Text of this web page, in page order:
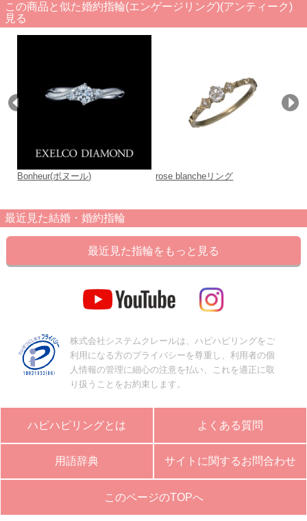
この商品と似た婚約指輪(エンゲージリング)(アンティーク)
見る
Bonheur(ボヌール) rose blancheリング
最近見た結婚・婚約指輪
最近見た指輪をもっと見る
株式会社システムクレールは、ハピハピリングをご
利用になる方のプライバシーを尊重し、利用者の個
人情報の管理に細心の注意を払い、これを適正に取
り扱うことをお約束します。
ハピハピリングとは よくある質問
用語辞典 サイトに関するお問合わせ
このページのTOPへ